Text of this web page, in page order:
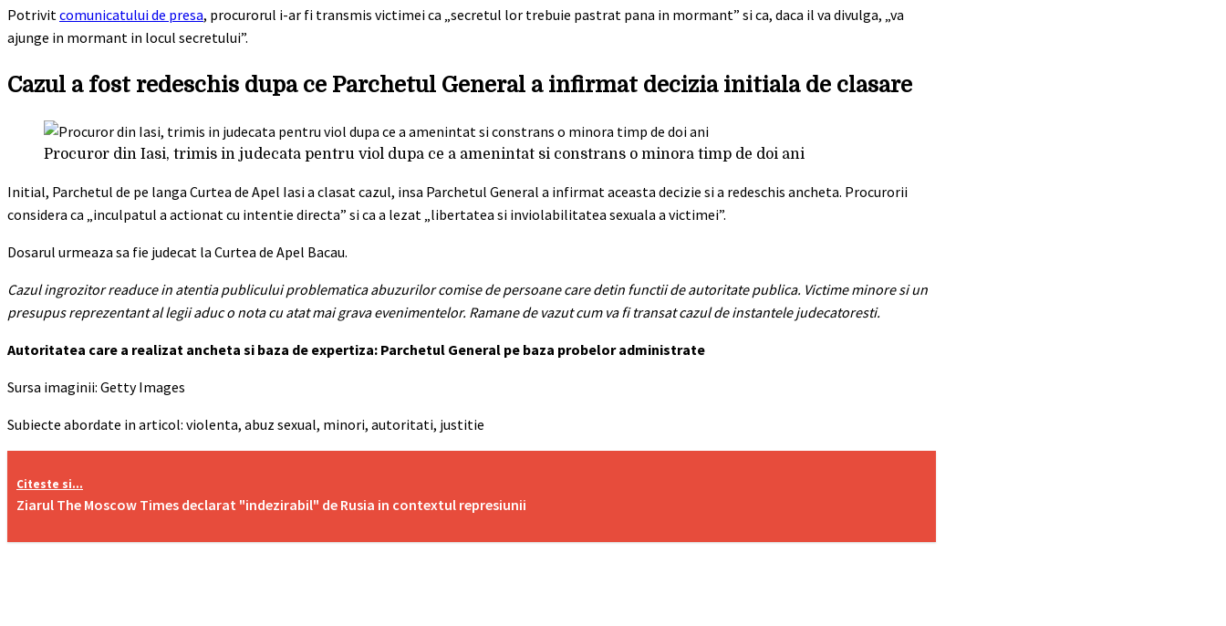
Potrivitcomunicatului de presa, procurorul i-ar fi transmis victimei ca „secretul lor trebuie pastrat pana in mormant” si ca, daca il va divulga, „va
ajunge in mormant in locul secretului”.
Cazul a fost redeschis dupa ce Parchetul General a infirmat decizia initiala de clasare
Procuror din Iasi, trimis in judecata pentru viol dupa ce a amenintat si constrans o minora timp de doi ani
Initial, Parchetul de pe langa Curtea de Apel Iasi a clasat cazul, insa Parchetul General a infirmat aceasta decizie si a redeschis ancheta. Procurorii
considera ca „inculpatul a actionat cu intentie directa” si ca a lezat „libertatea si inviolabilitatea sexuala a victimei”.
Dosarul urmeaza sa fie judecat la Curtea de Apel Bacau.
Cazul ingrozitor readuce in atentia publicului problematica abuzurilor comise de persoane care detin functii de autoritate publica. Victime minore si un
presupus reprezentant al legii aduc o nota cu atat mai grava evenimentelor. Ramane de vazut cum va fi transat cazul de instantele judecatoresti.
Autoritatea care a realizat ancheta si baza de expertiza: Parchetul General pe baza probelor administrate
Sursa imaginii: Getty Images
Subiecte abordate in articol: violenta, abuz sexual, minori, autoritati, justitie
Citeste si...
Ziarul The Moscow Times declarat "indezirabil" de Rusia in contextul represiunii